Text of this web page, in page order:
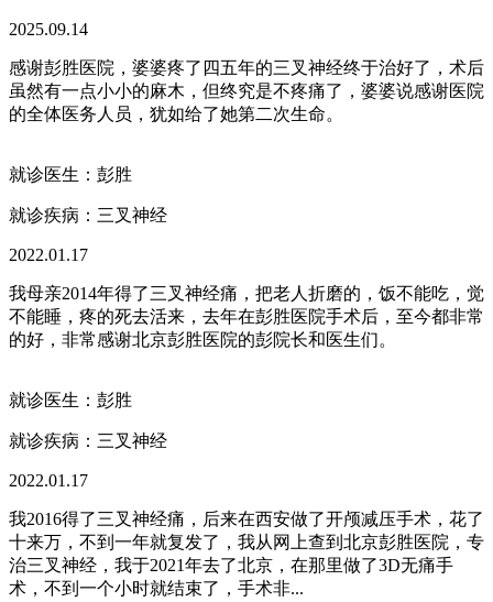
2025.09.14
感谢彭胜医院，婆婆疼了四五年的三叉神经终于治好了，术后
虽然有一点小小的麻木，但终究是不疼痛了，婆婆说感谢医院
的全体医务人员，犹如给了她第二次生命。
就诊医生：彭胜
就诊疾病： 三叉神经
2022.01.17
我母亲2014年得了三叉神经痛，把老人折磨的，饭不能吃，觉
不能睡，疼的死去活来，去年在彭胜医院手术后，至今都非常
的好，非常感谢北京彭胜医院的彭院长和医生们。
就诊医生：彭胜
就诊疾病： 三叉神经
2022.01.17
我2016得了三叉神经痛，后来在西安做了开颅减压手术，花了
十来万，不到一年就复发了，我从网上查到北京彭胜医院，专
治三叉神经，我于2021年去了北京，在那里做了3D无痛手
术，不到一个小时就结束了，手术非...